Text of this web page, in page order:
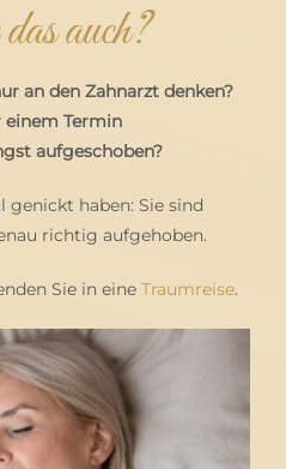
auch?
an den Zahnarzt denken?
einem Termin
aufgeschoben?
genickt haben: Sie sind
richtig aufgehoben.
Sie in eine Traumreise.